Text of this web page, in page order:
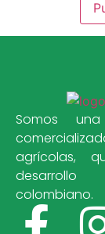
Somos
agrícolas,
colombiano.